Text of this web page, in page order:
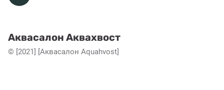
Аквасалон Аквахвост
© [2021] [Аквасалон Aquahvost]